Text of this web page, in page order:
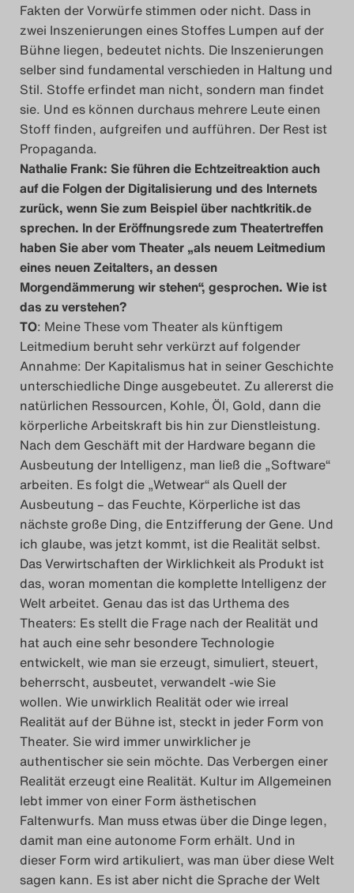
Fakten der Vorwürfe stimmen oder nicht. Dass in
zwei Inszenierungen eines Stoffes Lumpen auf der
Bühne liegen, bedeutet nichts. Die Inszenierungen
selber sind fundamental verschieden in Haltung und
Stil. Stoffe erfindet man nicht, sondern man findet
sie. Und es können durchaus mehrere Leute einen
Stoff finden, aufgreifen und aufführen. Der Rest ist
Propaganda.
Nathalie Frank: Sie führen die Echtzeitreaktion auch
auf die Folgen der Digitalisierung und des Internets
zurück, wenn Sie zum Beispiel über nachtkritik.de
sprechen. In der Eröffnungsrede zum Theatertreffen
haben Sie aber vom Theater „als neuem Leitmedium
eines neuen Zeitalters, an dessen
Morgendämmerung wir stehen“, gesprochen. Wie ist
das zu verstehen?
TO: Meine These vom Theater als künftigem
Leitmedium beruht sehr verkürzt auf folgender
Annahme: Der Kapitalismus hat in seiner Geschichte
unterschiedliche Dinge ausgebeutet. Zu allererst die
natürlichen Ressourcen, Kohle, Öl, Gold, dann die
körperliche Arbeitskraft bis hin zur Dienstleistung.
Nach dem Geschäft mit der Hardware begann die
Ausbeutung der Intelligenz, man ließ die „Software“
arbeiten. Es folgt die „Wetwear“ als Quell der
Ausbeutung – das Feuchte, Körperliche ist das
nächste große Ding, die Entzifferung der Gene. Und
ich glaube, was jetzt kommt, ist die Realität selbst.
Das Verwirtschaften der Wirklichkeit als Produkt ist
das, woran momentan die komplette Intelligenz der
Welt arbeitet. Genau das ist das Urthema des
Theaters: Es stellt die Frage nach der Realität und
hat auch eine sehr besondere Technologie
entwickelt, wie man sie erzeugt, simuliert, steuert,
beherrscht, ausbeutet, verwandelt -wie Sie
wollen. Wie unwirklich Realität oder wie irreal
Realität auf der Bühne ist, steckt in jeder Form von
Theater. Sie wird immer unwirklicher je
authentischer sie sein möchte. Das Verbergen einer
Realität erzeugt eine Realität. Kultur im Allgemeinen
lebt immer von einer Form ästhetischen
Faltenwurfs. Man muss etwas über die Dinge legen,
damit man eine autonome Form erhält. Und in
dieser Form wird artikuliert, was man über diese Welt
sagen kann. Es ist aber nicht die Sprache der Welt